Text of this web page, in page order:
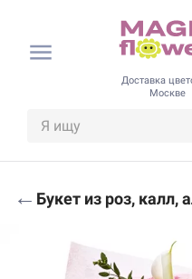
Доставка
Москве
← Букет из роз, калл,